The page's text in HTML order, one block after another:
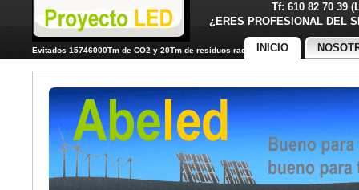
Tf: 610 82 70 39
¿ERES PROFESIONAL
Evitados 15746000Tm de CO2 y 20Tm de residuos radiactivos
INICIO